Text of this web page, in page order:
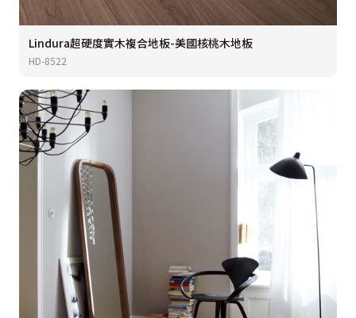
Lindura超硬度實木複合地板-美國核桃木地板
HD-8522